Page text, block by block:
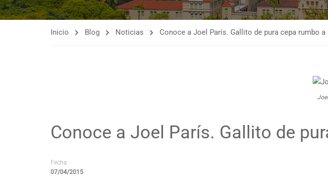
Inicio Blog Noticias Conoce a Joel París. Gallito de pura cepa rumbo
Conoce a Joel París. Gallito de
Fecha
07/04/2015